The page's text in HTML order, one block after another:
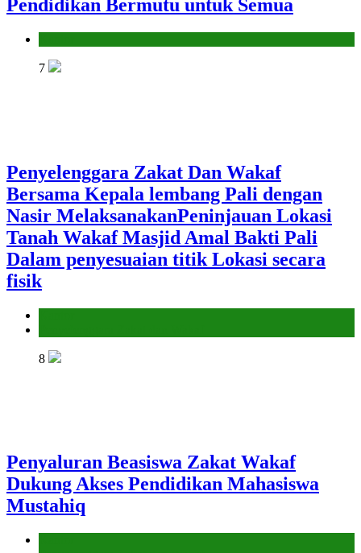
Pendidikan Bermutu untuk Semua
7
Penyelenggara Zakat Dan Wakaf
Bersama Kepala lembang Pali dengan
Nasir MelaksanakanPeninjauan Lokasi
Tanah Wakaf Masjid Amal Bakti Pali
Dalam penyesuaian titik Lokasi secara
fisik
8
Penyaluran Beasiswa Zakat Wakaf
Dukung Akses Pendidikan Mahasiswa
Mustahiq